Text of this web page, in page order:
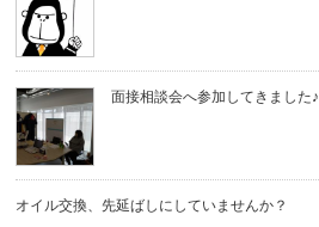
面接相談会へ参加してきました♪
オイル交換、先延ばしにしていませんか？